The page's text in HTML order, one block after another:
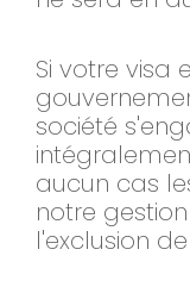
Si votre visa
société
aucun cas
notre
l'exclusion